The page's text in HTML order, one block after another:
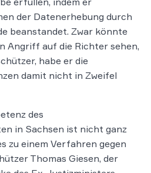
der Datenerhebung durch
beanstandet. Zwar könnte
Angriff auf die Richter sehen,
habe er die
damit nicht in Zweifel
des
in Sachsen ist nicht ganz
zu einem Verfahren gegen
Thomas Giesen, der